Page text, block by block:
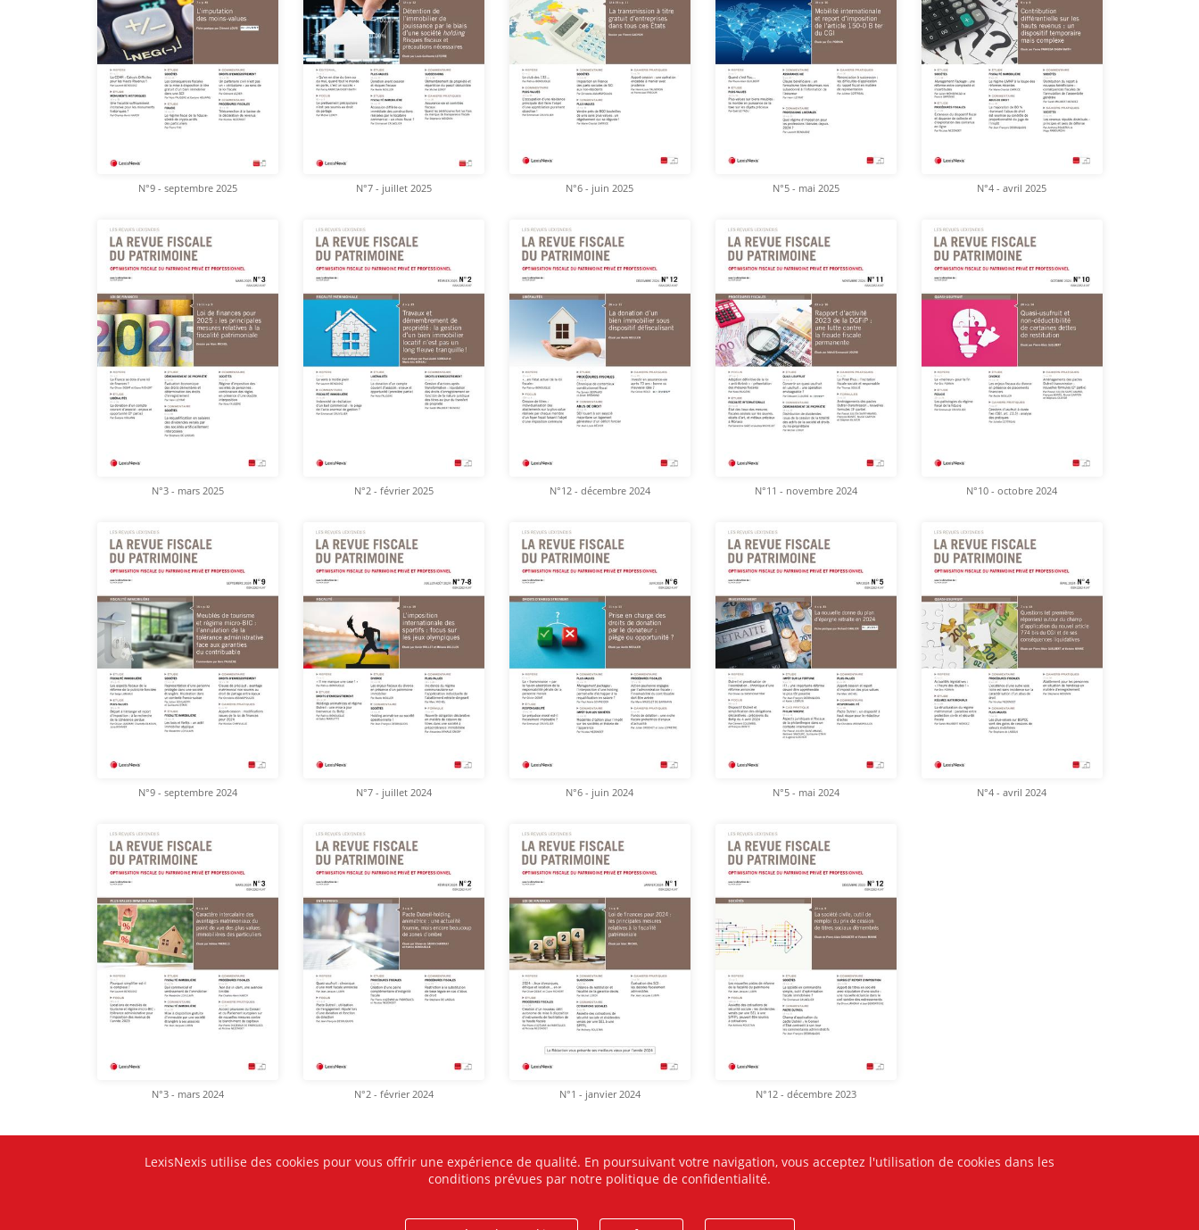
N°9 - septembre 2025 N°7 - juillet 2025 N°6 - juin 2025 N°5 - mai 2025 N°4 - avril 2025
N°3 - mars 2025 N°2 - février 2025 N°12 - décembre 2024 N°11 - novembre 2024 N°10 - octobre 2024
N°9 - septembre 2024 N°7 - juillet 2024 N°6 - juin 2024 N°5 - mai 2024 N°4 - avril 2024
N°3 - mars 2024 N°2 - février 2024 N°1 - janvier 2024 N°12 - décembre 2023
LexisNexis utilise des cookies pour vous offrir une expérience de qualité. En poursuivant votre navigation, vous acceptez l'utilisation de cookies dans les
conditions prévues par notre politique de confidentialité.